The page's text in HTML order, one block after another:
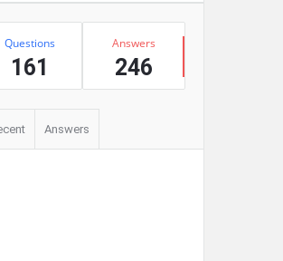
Questions
161
Answers
246
Answers